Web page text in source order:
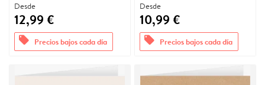
Desde
12,99 €
offers Precios bajos cada día
Desde
10,99 €
offers Precios bajos cada día